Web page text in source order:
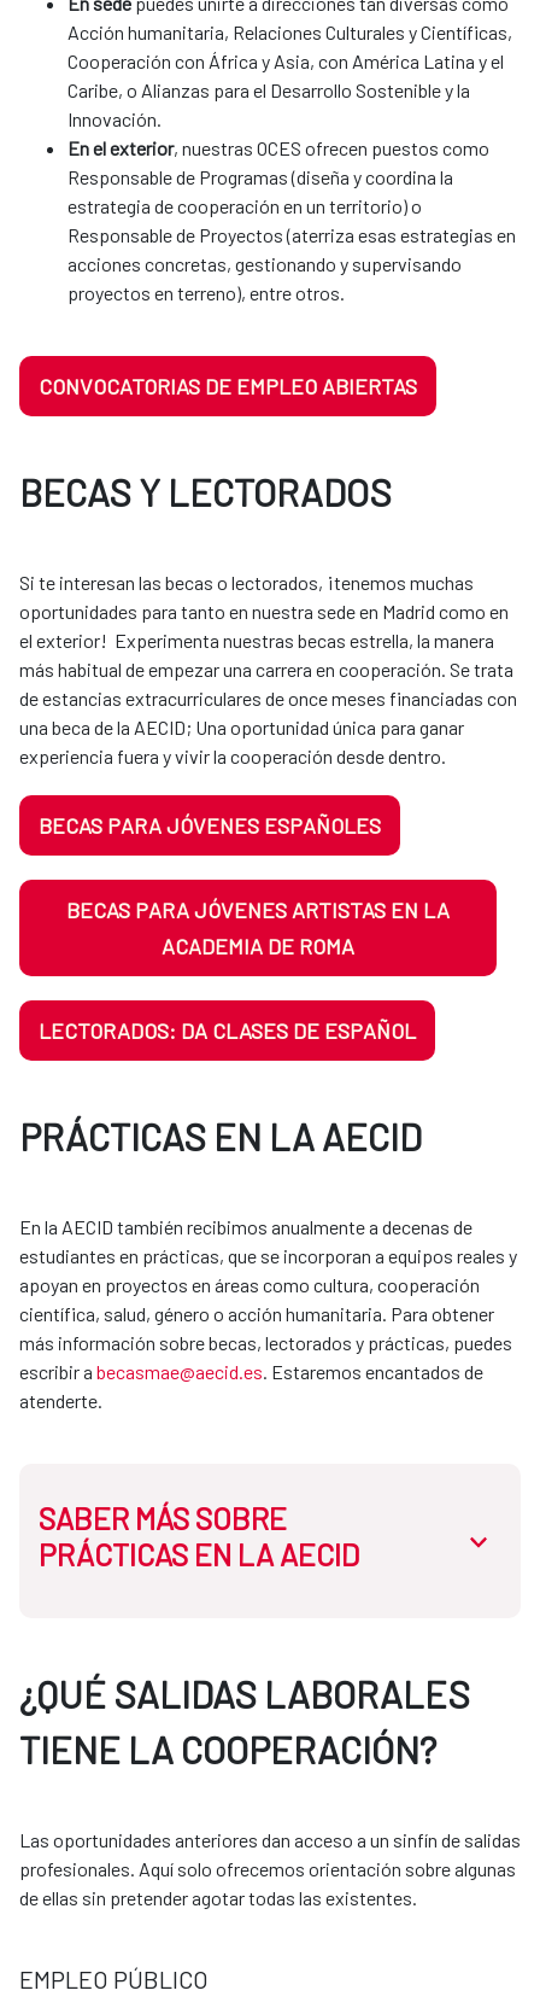
Acción humanitaria, Relaciones Culturales y Científicas,
Cooperación con África y Asia, con América Latina y el
Caribe, o Alianzas para el Desarrollo Sostenible y la
Innovación.
En el exterior, nuestras OCES ofrecen puestos como
Responsable de Programas (diseña y coordina la
estrategia de cooperación en un territorio) o
Responsable de Proyectos (aterriza esas estrategias en
acciones concretas, gestionando y supervisando
proyectos en terreno), entre otros.
CONVOCATORIAS DE EMPLEO ABIERTAS
BECAS Y LECTORADOS
Si te interesan las becas o lectorados, ¡tenemos muchas
oportunidades para tanto en nuestra sede en Madrid como en
el exterior! Experimenta nuestras becas estrella, la manera
más habitual de empezar una carrera en cooperación. Se trata
de estancias extracurriculares de once meses financiadas con
una beca de la AECID; Una oportunidad única para ganar
experiencia fuera y vivir la cooperación desde dentro.
BECAS PARA JÓVENES ESPAÑOLES
BECAS PARA JÓVENES ARTISTAS EN LA
ACADEMIA DE ROMA
LECTORADOS: DA CLASES DE ESPAÑOL
PRÁCTICAS EN LA AECID
En la AECID también recibimos anualmente a decenas de
estudiantes en prácticas, que se incorporan a equipos reales y
apoyan en proyectos en áreas como cultura, cooperación
científica, salud, género o acción humanitaria. Para obtener
más información sobre becas, lectorados y prácticas, puedes
escribir a becasmae@aecid.es. Estaremos encantados de
atenderte.
SABER MÁS SOBRE
PRÁCTICAS EN LA AECID
En la AECID disponemos de dos tipos de prácticas:
Prácticas curriculares:
AECID. El proceso se gestiona siempre a través de
tu universidad.
Puedes acceder mediante programas como
¿QUÉ SALIDAS LABORALES
TIENE LA COOPERACIÓN?
Las oportunidades anteriores dan acceso a un sinfín de salidas
profesionales. Aquí solo ofrecemos orientación sobre algunas
de ellas sin pretender agotar todas las existentes.
EMPLEO PÚBLICO